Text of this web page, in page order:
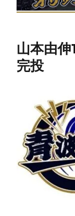
山本由
完投